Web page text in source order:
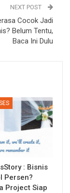
NEXT POST
Cocok Jadi
Belum Tentu,
Baca Ini Dulu
: Bisnis
Persen?
Project Siap